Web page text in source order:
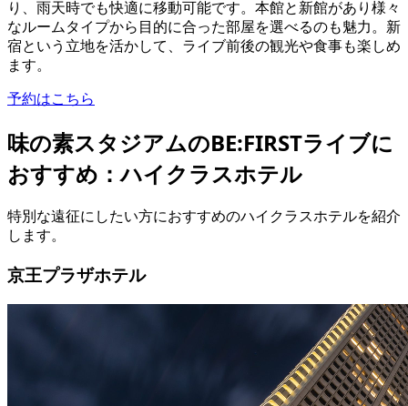
り、雨天時でも快適に移動可能です。本館と新館があり様々
なルームタイプから目的に合った部屋を選べるのも魅力。新
宿という立地を活かして、ライブ前後の観光や食事も楽しめ
ます。
予約はこちら
味の素スタジアムのBE:FIRSTライブに
おすすめ：ハイクラスホテル
特別な遠征にしたい方におすすめのハイクラスホテルを紹介
します。
京王プラザホテル